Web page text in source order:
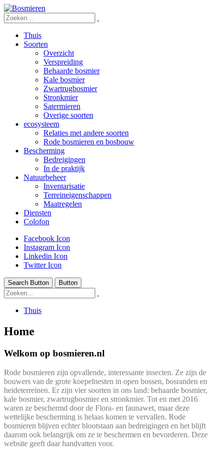
Thuis
Soorten
Overzicht
Verspreiding
Behaarde bosmier
Kale bosmier
Zwartrugbosmier
Stronkmier
Satermieren
Overige soorten
ecosysteem
Relaties met andere soorten
Rode bosmieren en bosbouw
Bescherming
Bedreigingen
In de praktijk
Natuurbeheer
Inventarisatie
Terreineigenschappen
Maatregelen
Diensten
Colofon
Facebook Icon
Instagram Icon
Linkedin Icon
Twitter Icon
Search Button Button
Thuis
Home
Welkom op bosmieren.nl
Rode bosmieren zijn opvallende, interessante insecten. Ze zijn de
bouwers van de grote koepelnesten in open bossen, bosranden en
heideterreinen. Er zijn vier soorten in ons land: behaarde bosmier,
kale bosmier, zwartrugbosmier en stronkmier. Tot en met 2016
waren ze beschermd door de Flora- en faunawet, maar deze
wettelijke bescherming is helaas komen te vervallen. Rode
bosmieren blijven echter blootstaan aan bedreigingen en het blijft
daarom ook belangrijk om ze te beschermen en bevorderen. Deze
website geeft daar handvatten voor.